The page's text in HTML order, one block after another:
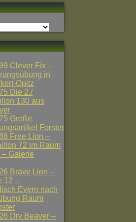
Clever Fix –
in
Opitz
Die 2./
130 aus
Große
Forster
Free Lion –
72 im Raum
Galerie
Brave Lion –
12 –
Evern nach
Raum
Dry Beaver –